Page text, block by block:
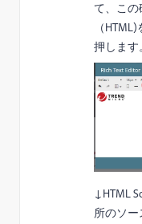
て、こ
（
押します。
↓HTML
所のソ